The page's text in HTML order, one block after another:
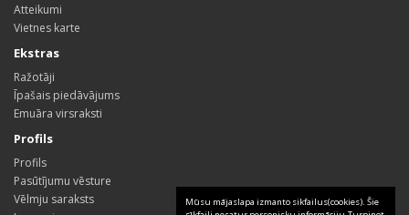
Atteikumi
Vietnes karte
Ekstras
Ražotāji
Īpašais piedāvājums
Emuāra virsraksti
Profils
Profils
Pasūtījumu vēsture
Vēlmju saraksts
Mūsu mājaslapa izmanto sikfailus(cookies). Šie